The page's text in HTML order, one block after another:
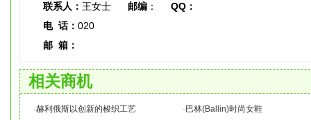
联系人： 王女士 邮编 ： QQ：
电 话： 020
邮 箱：
相关商机
·赫利俄斯以创新的梭织工艺 · 巴林(Ballin)时尚女鞋